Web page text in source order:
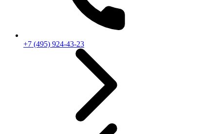
+7 (495) 924-43-23